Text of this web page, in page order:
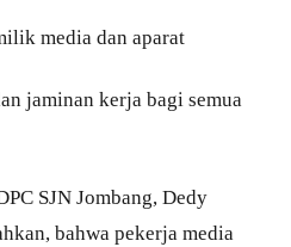
media dan aparat
jaminan kerja bagi semua
SJN Jombang, Dedy
bahwa pekerja media